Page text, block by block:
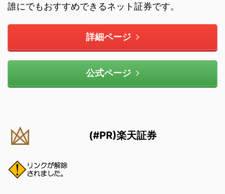
誰にでもおすすめできるネット証券です。
詳細ページ
公式ページ
(#PR)楽天証券